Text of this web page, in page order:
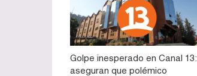
Golpe inesperado en Canal 13:
aseguran que polémico